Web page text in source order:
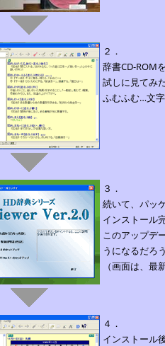
２．
辞書CD-ROM
試しに見てみた
ふむふむ…文
３．
続いて、パッ
インストール
このアップデ
うになるだろう
（画面は、最
４．
インストール